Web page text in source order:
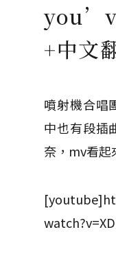
+中文
噴射機合唱
中也有段插
奈，mv看